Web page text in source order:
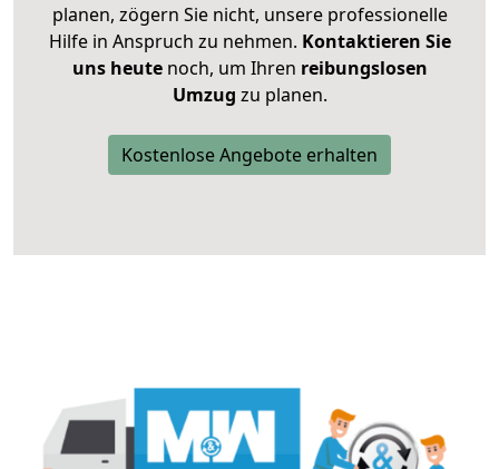
planen, zögern Sie nicht, unsere professionelle
Hilfe in Anspruch zu nehmen. Kontaktieren Sie
uns heutenoch, um Ihren reibungslosen
Umzug zu planen.
Kostenlose Angebote erhalten